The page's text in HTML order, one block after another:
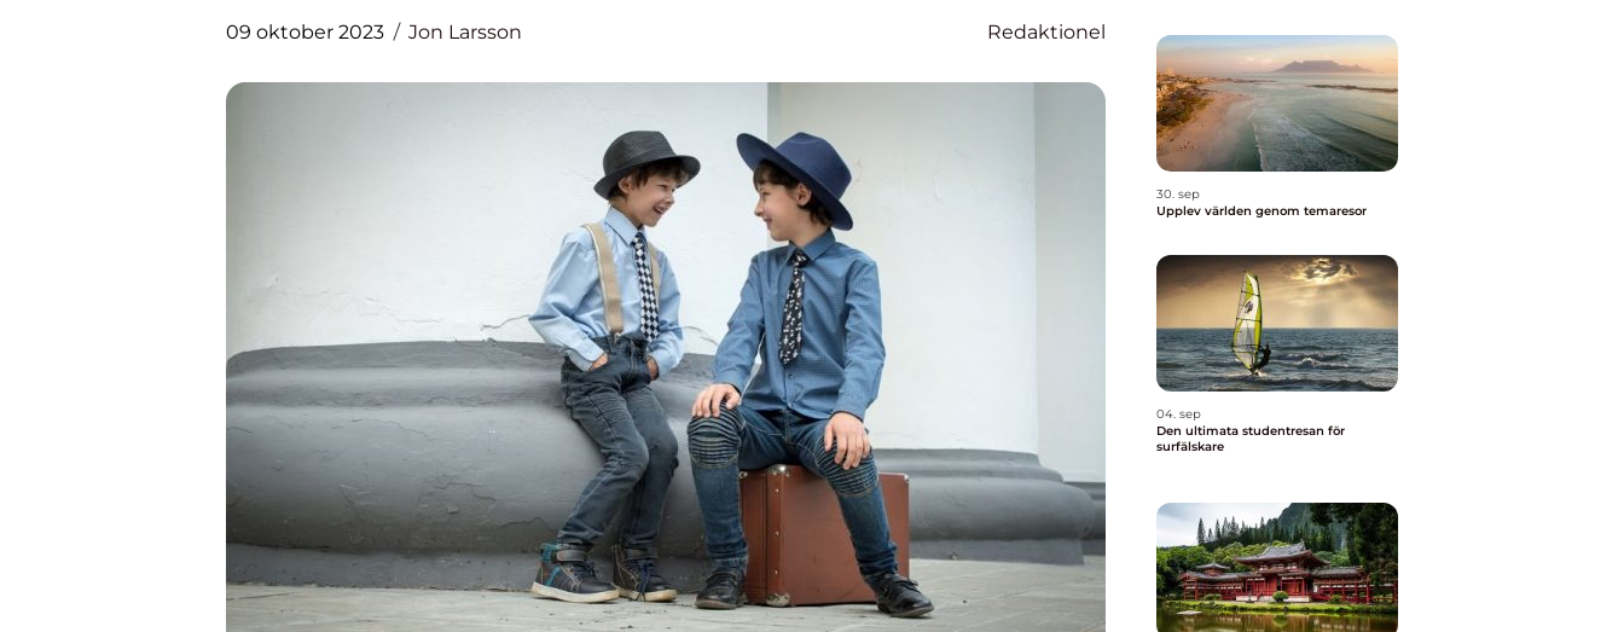
09 oktober 2023 Jon Larsson Redaktionel
30. sep
Upplev världen genom temaresor
04. sep
Den ultimata studentresan för
surfälskare